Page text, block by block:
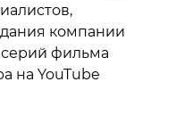
компании
серий фильма
на YouTube